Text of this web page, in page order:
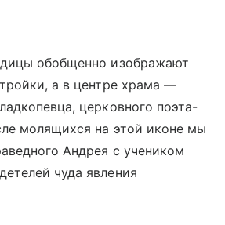
обобщенно изображают
а в центре храма —
церковного поэта-
молящихся на этой иконе мы
Андрея с учеником
чуда явления